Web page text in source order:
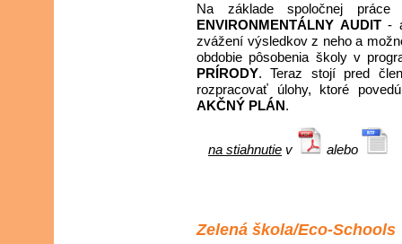
Na základe spoločnej
ENVIRONMENTÁLNY AUDIT-
zvážení výsledkov z neho a
obdobie pôsobenia školy v
PRÍRODY. Teraz stojí pred
rozpracovať úlohy, ktoré
AKČNÝ PLÁN.
na stiahnutie v alebo
Zelená škola/Eco-Schools